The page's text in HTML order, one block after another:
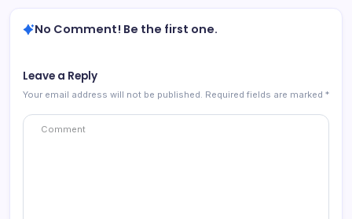
No Comment! Be the first one.
Leave a Reply
Your email address will not be published. Required fields are marked *